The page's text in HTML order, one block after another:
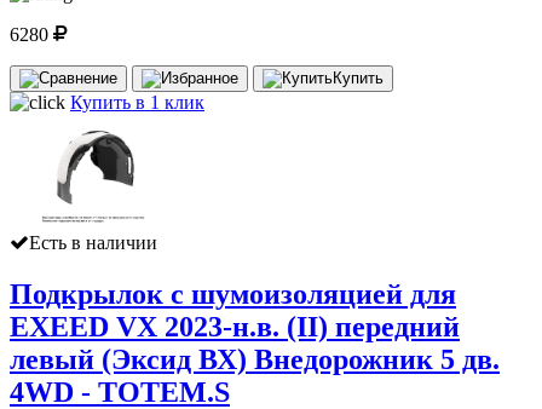
6280
Купить
Купить в 1 клик
Есть в наличии
Подкрылок с шумоизоляцией для
EXEED VX 2023-н.в. (II) передний
левый (Эксид ВХ) Внедорожник 5 дв.
4WD - TOTEM.S